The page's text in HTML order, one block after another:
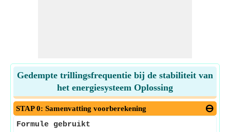
Gedempte trillingsfrequentie bij de stabiliteit van
het energiesysteem Oplossing
STAP 0: Samenvatting voorberekening
Formule gebruikt